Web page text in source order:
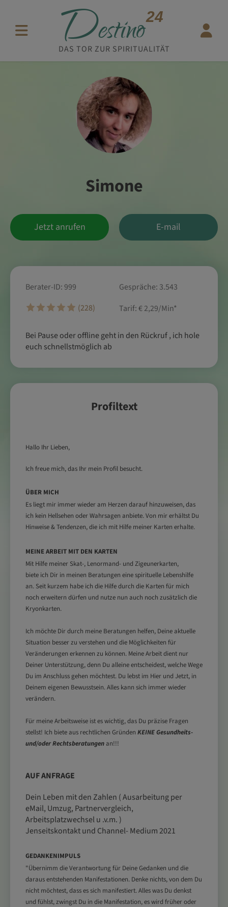
Destino24
DAS TOR ZUR SPIRITUALITÄT
Simone
Jetzt anrufen E-mail
Berater-ID: 999
Gespräche: 3.543
(228)
Tarif: € 2,29/Min*
Bei Pause oder offline geht in den Rückruf , ich hole
euch schnellstmöglich ab
Profiltext
Hallo Ihr Lieben,
Ich freue mich, das Ihr mein Profil besucht.
ÜBER MICH
Es liegt mir immer wieder am Herzen darauf hinzuweisen, das
ich kein Hellsehen oder Wahrsagen anbiete. Von mir erhältst Du
Hinweise & Tendenzen, die ich mit Hilfe meiner Karten erhalte.
MEINE ARBEIT MIT DEN KARTEN
Mit Hilfe meiner Skat-, Lenormand- und Zigeunerkarten,
biete ich Dir in meinen Beratungen eine spirituelle Lebenshilfe
an. Seit kurzem habe ich die Hilfe durch die Karten für mich
noch erweitern dürfen und nutze nun auch noch zusätzlich die
Kryonkarten.
Ich möchte Dir durch meine Beratungen helfen, Deine aktuelle
Situation besser zu verstehen und die Möglichkeiten für
Veränderungen erkennen zu können. Meine Arbeit dient nur
Deiner Unterstützung, denn Du alleine entscheidest, welche Wege
Du im Anschluss gehen möchtest. Du lebst im Hier und Jetzt, in
Deinem eigenen Bewusstsein. Alles kann sich immer wieder
verändern.
Für meine Arbeitsweise ist es wichtig, das Du präzise Fragen
stellst! Ich biete aus rechtlichen Gründen KEINE Gesundheits-
und/oder Rechtsberatungenan!!!
AUF ANFRAGE
Dein Leben mit den Zahlen ( Ausarbeitung per
eMail, Umzug, Partnervergleich,
Arbeitsplatzwechsel u .v.m. )
Jenseitskontakt und Channel- Medium 2021
GEDANKENIMPULS
"Übernimm die Verantwortung für Deine Gedanken und die
daraus entstehenden Manifestationen. Denke nichts, von dem Du
nicht möchtest, dass es sich manifestiert. Alles was Du denkst
und fühlst, zwingst Du in die Manifestation, es wird früher oder